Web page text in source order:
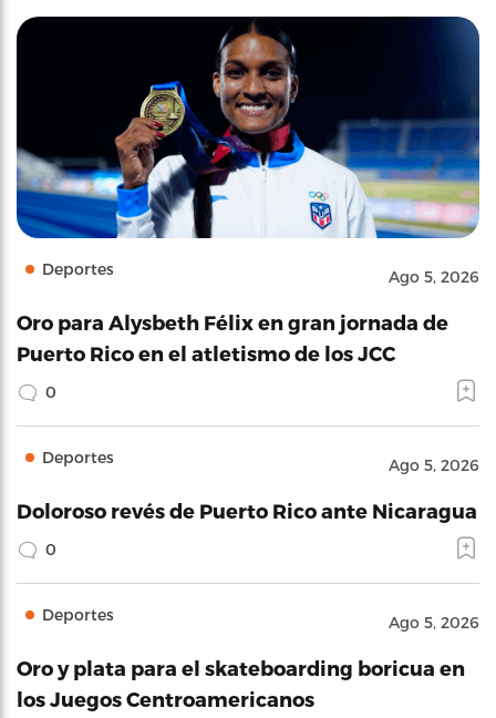
Deportes Ago 5, 2026
Oro para Alysbeth Félix en gran jornada de
Puerto Rico en el atletismo de los JCC
0
Deportes Ago 5, 2026
Doloroso revés de Puerto Rico ante Nicaragua
0
Deportes Ago 5, 2026
Oro y plata para el skateboarding boricua en
los Juegos Centroamericanos